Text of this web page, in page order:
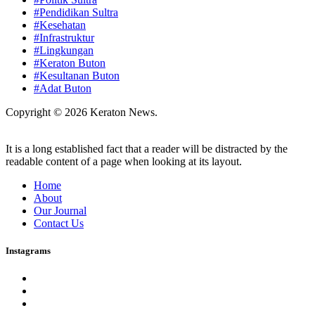
#Pendidikan Sultra
#Kesehatan
#Infrastruktur
#Lingkungan
#Keraton Buton
#Kesultanan Buton
#Adat Buton
Copyright © 2026 Keraton News.
It is a long established fact that a reader will be distracted by the
readable content of a page when looking at its layout.
Home
About
Our Journal
Contact Us
Instagrams